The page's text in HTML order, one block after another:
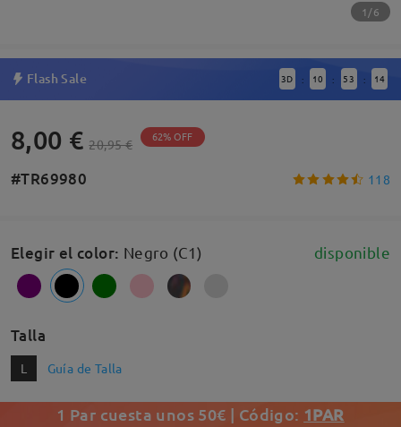
1/6
Flash Sale 3D : 10 : 53 : 13
8,00 € 20,95 € 62% OFF
#TR69980 118
Elegir el color: Negro (C1) disponible
Talla
L Guía de Talla
1 Par cuesta unos 50€ | Código: 1PAR